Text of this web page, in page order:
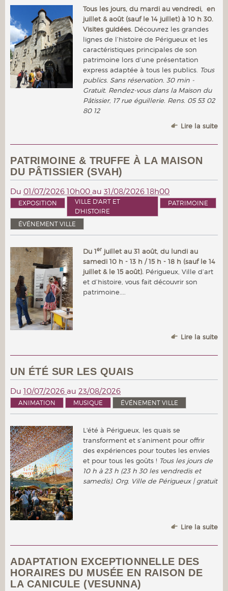
Tous les jours, du mardi au vendredi, en
juillet & août (sauf le 14 juillet) à 10 h 30.
Visites guidées. Découvrez les grandes
lignes de l’histoire de Périgueux et les
caractéristiques principales de son
patrimoine lors d’une présentation
express adaptée à tous les publics. Tous
publics. Sans réservation. 30 min -
Gratuit. Rendez-vous dans la Maison du
Pâtissier, 17 rue éguillerie. Rens. 05 53 02
80 12
Lire la suite
PATRIMOINE & TRUFFE À LA MAISON
DU PÂTISSIER (SVAH)
Du 01/07/2026 10h00 au 31/08/2026 18h00
EXPOSITION
VILLE D'ART ET
D'HISTOIRE
PATRIMOINE
ÉVÉNEMENT VILLE
Du 1erjuillet au 31 août, du lundi au
samedi 10 h - 13 h / 15 h - 18 h (sauf le 14
juillet & le 15 août). Périgueux, Ville d’art
et d’histoire, vous fait découvrir son
patrimoine....
Lire la suite
UN ÉTÉ SUR LES QUAIS
Du 10/07/2026 au 23/08/2026
ANIMATION MUSIQUE ÉVÉNEMENT VILLE
L'été à Périgueux, les quais se
transforment et s’animent pour offrir
des expériences pour toutes les envies
et pour tous les goûts ! Tous les jours de
10 h à 23 h (23 h 30 les vendredis et
samedis). Org. Ville de Périgueux | gratuit
Lire la suite
ADAPTATION EXCEPTIONNELLE DES
HORAIRES DU MUSÉE EN RAISON DE
LA CANICULE (VESUNNA)